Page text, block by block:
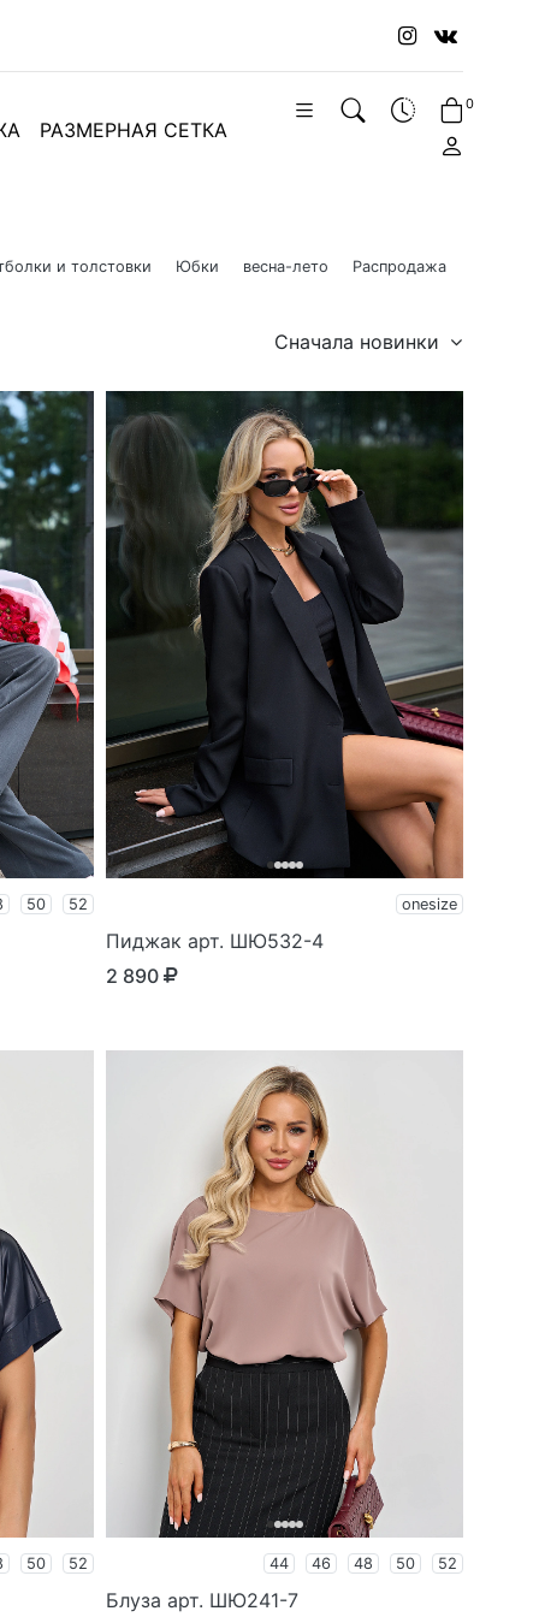
РАЗМЕРНАЯ СЕТКА
0
и толстовки Юбки весна-лето Распродажа
Сначала новинки
50 52 onesize
Пиджак арт. ШЮ532-4
2 890
50 52 44 46 48 50 52
Блуза арт. ШЮ241-7